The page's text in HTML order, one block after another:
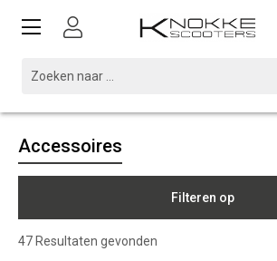
Accessoires
Filteren op
47 Resultaten gevonden